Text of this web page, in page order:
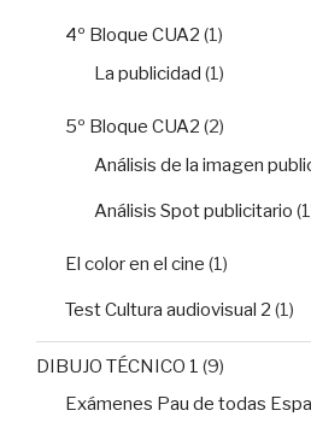
4º Bloque CUA2 (1)
La publicidad (1)
5º Bloque CUA2 (2)
Análisis de la imagen
Análisis Spot publicitario
El color en el cine (1)
Test Cultura audiovisual 2 (1)
DIBUJO TÉCNICO 1 (9)
Exámenes Pau de todas